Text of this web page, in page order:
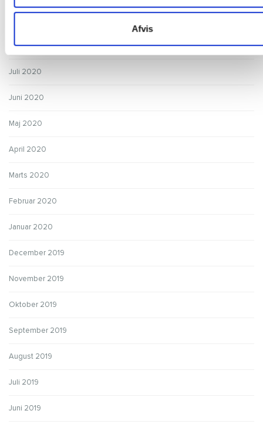
Afvis
August 2020
Juli 2020
Juni 2020
Maj 2020
April 2020
Marts 2020
Februar 2020
Januar 2020
December 2019
November 2019
Oktober 2019
September 2019
August 2019
Juli 2019
Juni 2019